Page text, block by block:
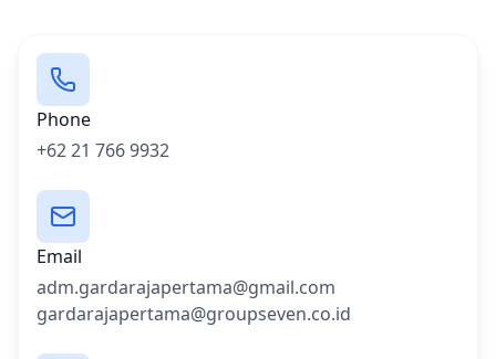
Phone
+62 21 766 9932
Email
adm.gardarajapertama@gmail.com
gardarajapertama@groupseven.co.id